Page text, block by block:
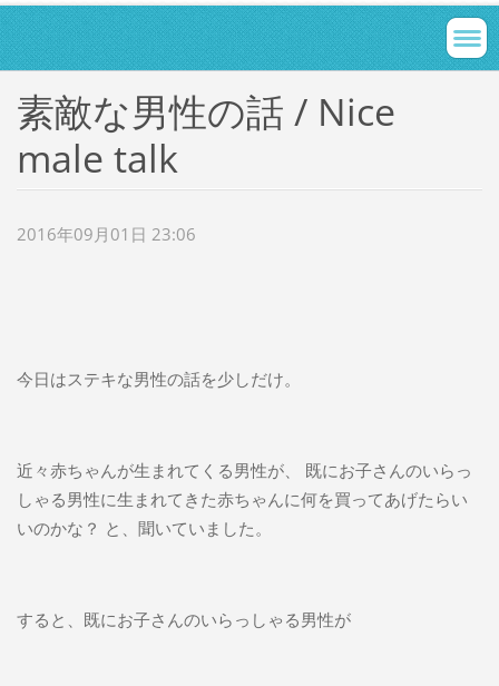
素敵な男性の話 / Nice
male talk
2016年09月01日 23:06
今日はステキな男性の話を少しだけ。
近々赤ちゃんが生まれてくる男性が、 既にお子さんのいらっ
しゃる男性に生まれてきた赤ちゃんに何を買ってあげたらい
いのかな？ と、聞いていました。
すると、既にお子さんのいらっしゃる男性が